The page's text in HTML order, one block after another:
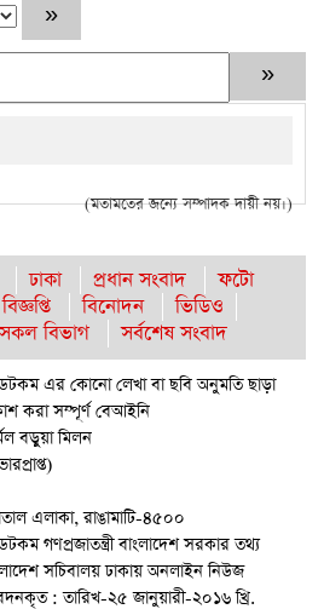
(মতামতের জন্যে সম্পাদক দায়ী নয়।)
ঢাকা প্রধান সংবাদ
ফটো
বিজ্ঞপ্তি বিনোদন
ভিডিও
সকল বিভাগ সর্বশেষ সংবাদ
ডটকম এর কোনো লেখা বা ছবি অনুমতি ছাড়া
করা সম্পূর্ণ বেআইনি
বড়ুয়া মিলন
এলাকা, রাঙামাটি-৪৫০০
গণপ্রজাতন্ত্রী বাংলাদেশ সরকার তথ্য
সচিবালয় ঢাকায় অনলাইন নিউজ
: তারিখ-২৫ জানুয়ারী-২০১৬ খ্রি.